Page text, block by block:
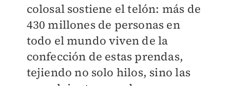
colosal sostiene el telón: más de
430 millones de personas en
todo el mundo viven de la
confección de estas prendas,
tejiendo no solo hilos, sino las